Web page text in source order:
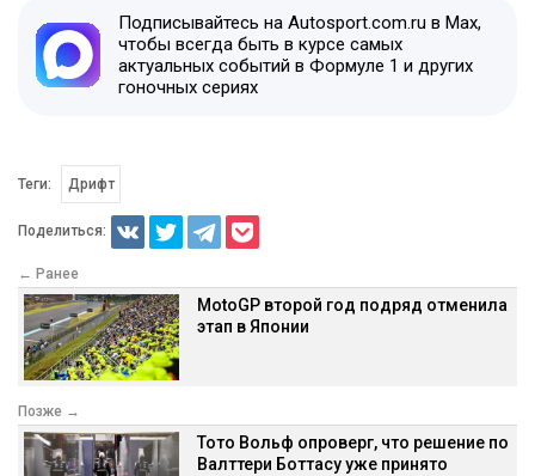
Подписывайтесь на Autosport.com.ru в Max,
чтобы всегда быть в курсе самых
актуальных событий в Формуле 1 и других
гоночных сериях
Теги: Дрифт
Поделиться:
← Ранее
MotoGP второй год подряд отменила
этап в Японии
Позже →
Тото Вольф опроверг, что решение по
Валттери Боттасу уже принято